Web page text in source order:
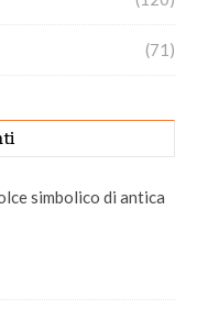
(71)
simbolico di antica